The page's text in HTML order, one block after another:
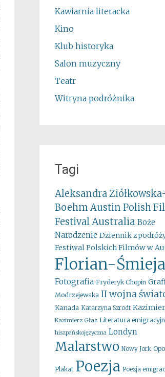
Kawiarnia literacka
Kino
Klub historyka
Salon muzyczny
Teatr
Witryna podróżnika
Tagi
Aleksandra
Boehm Austin Polish
FestivalAustralia Boże
Narodzenie Dziennik z
Festiwal Polskich Filmów w
Florian-Śmieja
Fotografia Fryderyk Chopin
Modrzejewska II wojna
Kanada Katarzyna Szrodt
Kazimierz Głaz Literatura
hiszpańskojęzyczna Londyn
Malarstwo Nowy Jork
Plakat Poezja Poezja